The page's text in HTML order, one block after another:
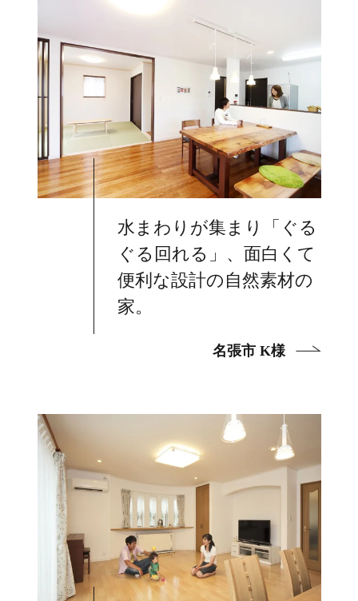
水まわりが集まり「ぐる
ぐる回れる」、面白くて
便利な設計の自然素材の
家。
名張市 K様